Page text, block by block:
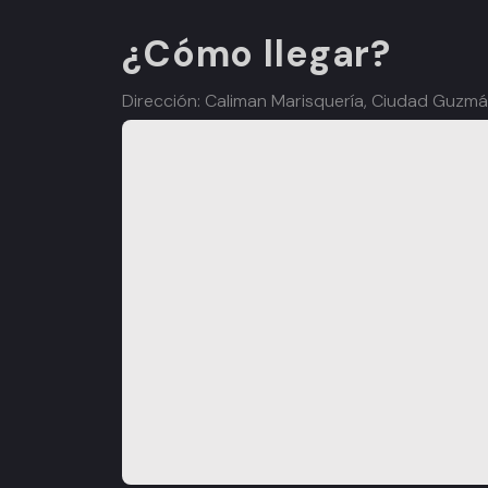
¿Cómo llegar?
Dirección: Caliman Marisquería, Ciudad